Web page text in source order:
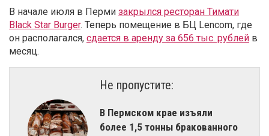
В начале июля в Перми закрылся ресторан Тимати
Black Star Burger. Теперь помещение в БЦ Lencom, где
он располагался, сдается в аренду за 656 тыс. рублей в
месяц.
Не пропустите:
В Пермском крае изъяли
более 1,5 тонны бракованного